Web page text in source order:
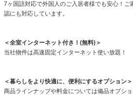
7ヶ国語対応で外国人のご入居者様でも安心！ご
認にも対応しています。
＜全室インターネット付き！(無料)＞
当社物件は高速固定インターネット使い放題！
＜暮らしをより快適に、便利にするオプション＞
商品ラインナップや料金については備品オプショ